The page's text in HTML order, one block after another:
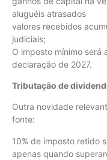
aluguéis atrasados
valores recebidos
judiciais;
O imposto mínimo será
declaração de 2027.
Tributação de
Outra novidade
fonte:
10% de imposto retido
apenas quando